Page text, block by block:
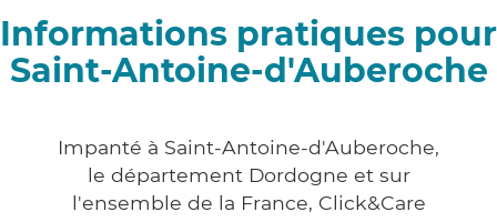
Informations pratiques pour
Saint-Antoine-d'Auberoche
Impanté à Saint-Antoine-d'Auberoche,
le département Dordogne et sur
l'ensemble de la France, Click&Care